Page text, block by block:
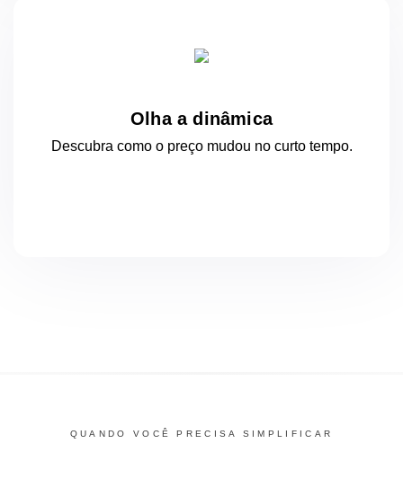
Olha a dinâmica
Descubra como o preço mudou no curtotempo.
QUANDO VOCÊ PRECISA SIMPLIFICAR